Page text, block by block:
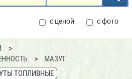
с ценой с фото
МАЗУТ
ТОПЛИВНЫЕ